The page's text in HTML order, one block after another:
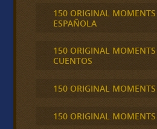
150 ORIGINAL MOMENTS
ESPAÑOLA
150 ORIGINAL MOMENTS
CUENTOS
150 ORIGINAL
150 ORIGINAL MOMENTS